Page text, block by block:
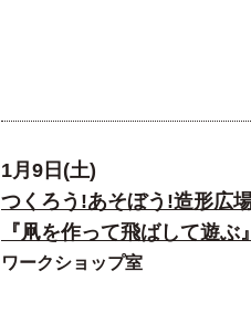
1月9日(土)
つくろう!あそぼう!造形広
『凧を作って飛ばして遊ぶ
ワークショップ室